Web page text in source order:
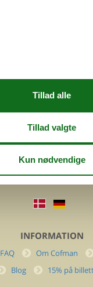
Feline Holidays A/S
DK-7400 Herning
Cofman.com
Momsnr.: DK26347688
(+45) 7877 0427
info@cofman.com
INFORMATION
FAQ Om Cofman
Blog 15% på